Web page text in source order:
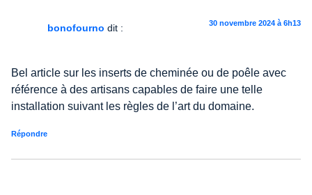
bonofourno dit : 30 novembre 2024 à 6h13
Bel article sur les inserts de cheminée ou de poêle avec
référence à des artisans capables de faire une telle
installation suivant les règles de l’art du domaine.
Répondre